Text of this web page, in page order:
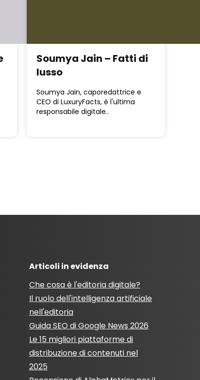
Soumya Jain – Fatti di
lusso
Soumya Jain, caporedattrice e
CEO di LuxuryFacts, è l'ultima
responsabile digitale..
Articoli in evidenza
Che cosa è l'editoria digitale?
Il ruolo dell'intelligenza artificiale
nell'editoria
Guida SEO di Google News 2026
Le 15 migliori piattaforme di
distribuzione di contenuti nel
2025